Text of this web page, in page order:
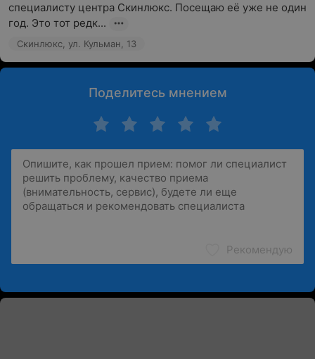
специалисту центра Скинлюкс. Посещаю её уже не один
год. Это тот редк...
Скинлюкс, ул. Кульман, 13
Поделитесь мнением
Рекомендую